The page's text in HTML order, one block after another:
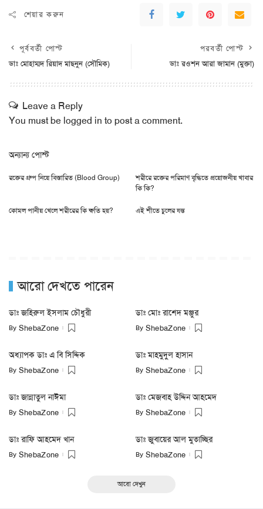
শেয়ার করুন
পূর্ববর্তী পোস্ট
ডাঃ মোহাম্মদ রিয়াদ মাছনুন (সৌমিক)
পরবর্তী পোস্ট
ডাঃ রওশন আরা জামান (মুক্তা)
Leave a Reply
You must be logged in to post a comment.
অন্যান্য পোস্ট
রক্তের গ্রুপ নিয়ে বিস্তারিত (Blood Group)
শরীরে রক্তের পরিমাণ বৃদ্ধিতে প্রয়োজনীয় খাবার
কি কি?
কোমল পানীয় খেলে শরীরের কি ক্ষতি হয়? এই শীতে চুলের যন্ত
আরো দেখতে পারেন
ডাঃ জহিরুল ইসলাম চৌধুরী
By ShebaZone
ডাঃ মোঃ রাশেদ মঞ্জুর
By ShebaZone
অধ্যাপক ডাঃ এ বি সিদ্দিক
By ShebaZone
ডাঃ মাহমুদুল হাসান
By ShebaZone
ডাঃ জান্নাতুল নাঈমা
By ShebaZone
ডাঃ মেজবাহ উদ্দিন আহমেদ
By ShebaZone
ডাঃ রাফি আহমেদ খান
By ShebaZone
ডাঃ জুবায়ের আল মুতাচ্ছির
By ShebaZone
আরো দেখুন